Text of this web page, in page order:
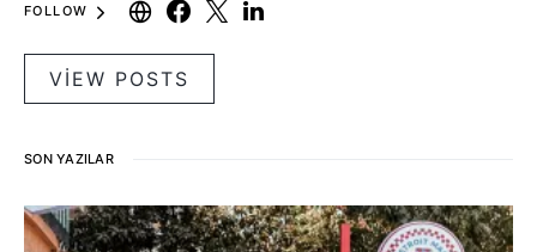
FOLLOW
VIEW POSTS
SON YAZILAR